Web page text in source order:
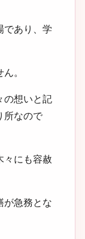
であり、学
。
の想いと記
所なので
々にも容赦
が急務とな